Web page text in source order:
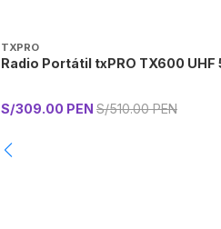
TXPRO
Radio Portátil txPRO TX600 UHF
-
S/309.00 PEN S/510.00 PEN